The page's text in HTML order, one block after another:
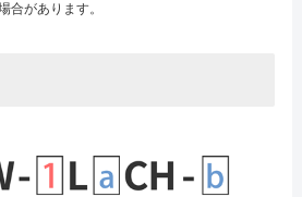
合があります。